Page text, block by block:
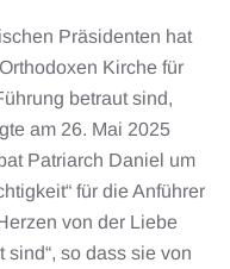
Präsidenten hat
Kirche für
betraut sind,
am 26. Mai 2025
Patriarch Daniel um
für die Anführer
von der Liebe
so dass sie von